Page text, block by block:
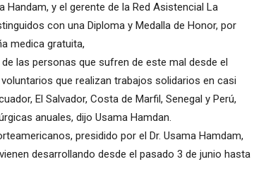
Handam, y el gerente de la Red Asistencial La
con una Diploma y Medalla de Honor, por
medica gratuita,
las personas que sufren de este mal desde el
que realizan trabajos solidarios en casi
El Salvador, Costa de Marfil, Senegal y Perú,
anuales, dijo Usama Hamdan.
presidido por el Dr. Usama Hamdam,
desarrollando desde el pasado 3 de junio hasta